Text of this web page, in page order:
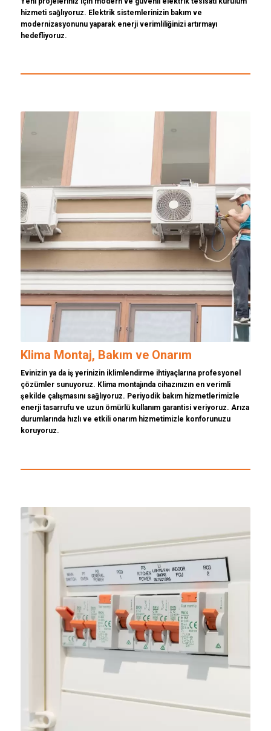
hizmeti sağlıyoruz. Elektrik sistemlerinizin bakım ve
modernizasyonunu yaparak enerji verimliliğinizi artırmayı
hedefliyoruz.
Klima Montaj, Bakım ve Onarım
Evinizin ya da iş yerinizin iklimlendirme ihtiyaçlarına profesyonel
çözümler sunuyoruz. Klima montajında cihazınızın en verimli
şekilde çalışmasını sağlıyoruz. Periyodik bakım hizmetlerimizle
enerji tasarrufu ve uzun ömürlü kullanım garantisi veriyoruz. Arıza
durumlarında hızlı ve etkili onarım hizmetimizle konforunuzu
koruyoruz.